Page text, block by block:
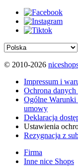
© 2010-2026
Impressum i
Ochrona
Ogólne Warunki
umowy
Deklaracja
Ustawienia
Rezygnacja z
Firma
Inne nice Shops